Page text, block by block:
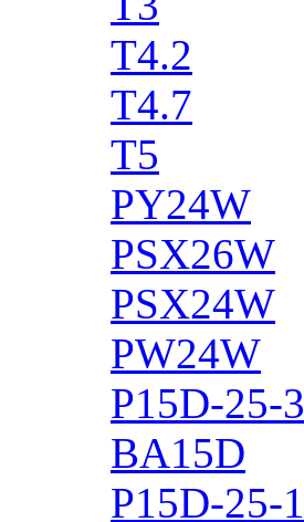
T4.2
T4.7
T5
PY24W
PSX26W
PSX24W
PW24W
P15D-25-3
BA15D
P15D-25-1